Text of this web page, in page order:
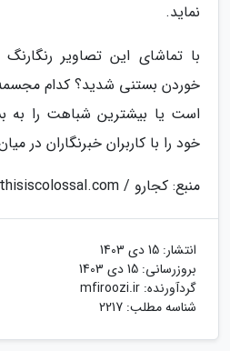
نماید.
با تماشای این تصاویر
خوردن بستنی شدید؟ کدام
است یا بیشترین شباهت را به
خود را با کاربران خبرنگاران در
منبع: کجارو / thisiscolossal.com
انتشار: 15 دی 1403
بروزرسانی: 15 دی 1403
گردآورنده: mfiroozi.ir
شناسه مطلب: 2217